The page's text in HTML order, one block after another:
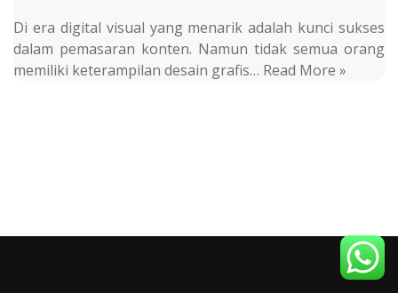
Di era digital visual yang menarik adalah kunci sukses
dalam pemasaran konten. Namun tidak semua orang
memiliki keterampilan desain grafis… Read More »
© Copyright 2021 Lembaga Sertifikasi Profesi Digital